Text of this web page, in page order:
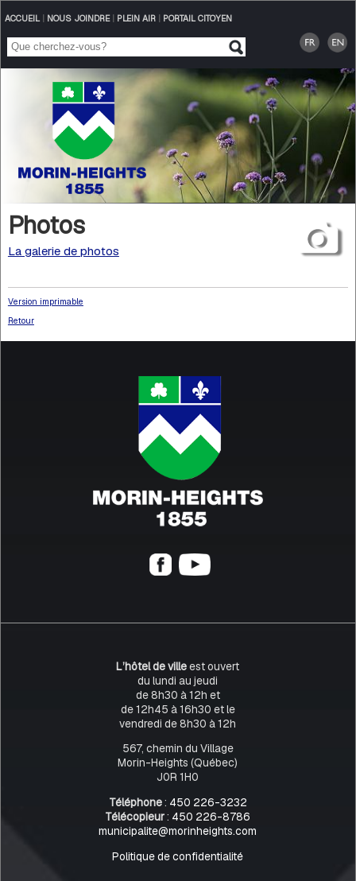
ACCUEIL| NOUS JOINDRE| PLEIN AIR| PORTAIL CITOYEN
Photos
La galerie de photos
Version imprimable
Retour
L’hôtel de villeest ouvert
du lundi au jeudi
de 8h30 à 12h et
de 12h45 à 16h30 et le
vendredi de 8h30 à 12h
567, chemin du Village
Morin-Heights (Québec)
J0R 1H0
Téléphone: 450 226-3232
Télécopieur: 450 226-8786
municipalite@morinheights.com
Politique de confidentialité